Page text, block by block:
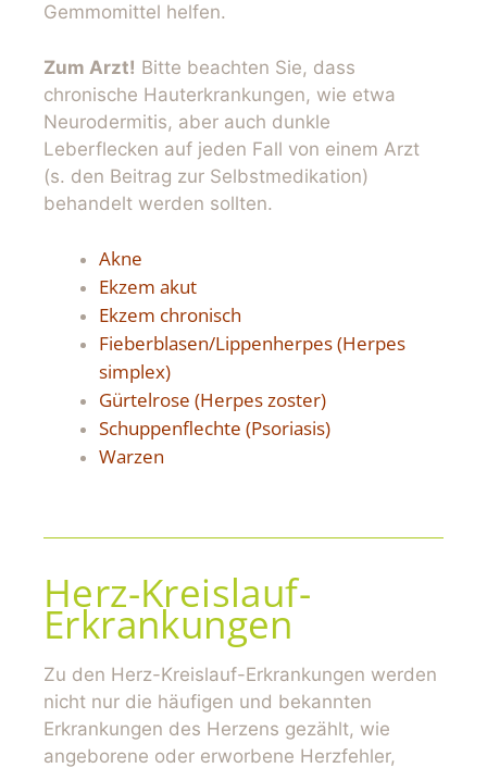
Gemmomittel helfen.
Zum Arzt! Bitte beachten Sie, dass
chronische Hauterkrankungen, wie etwa
Neurodermitis, aber auch dunkle
Leberflecken auf jeden Fall von einem Arzt
(s. den Beitrag zur Selbstmedikation)
behandelt werden sollten.
Akne
Ekzem akut
Ekzem chronisch
Fieberblasen/Lippenherpes (Herpes
simplex)
Gürtelrose (Herpes zoster)
Schuppenflechte (Psoriasis)
Warzen
Herz-Kreislauf-
Erkrankungen
Zu den Herz-Kreislauf-Erkrankungen werden
nicht nur die häufigen und bekannten
Erkrankungen des Herzens gezählt, wie
angeborene oder erworbene Herzfehler,